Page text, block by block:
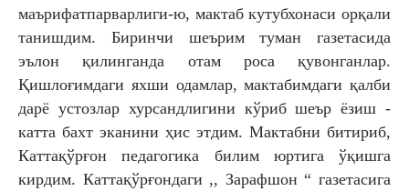
маърифатпарварлиги-ю, мактаб кутубхонаси орқали
танишдим. Биринчи шеърим туман газетасида
эълон қилинганда отам роса қувонганлар.
Қишлоғимдаги яхши одамлар, мактабимдаги қалби
дарё устозлар хурсандлигини кўриб шеър ёзиш -
катта бахт эканини ҳис этдим. Мактабни битириб,
Каттақўрғон педагогика билим юртига ўқишга
кирдим. Каттақўрғондаги ,, Зарафшон “ газетасига